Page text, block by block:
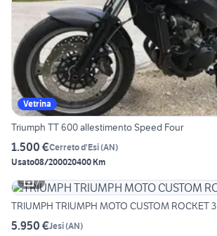
Vetrina
Triumph TT 600 allestimento Speed Four
1.500 €Cerreto d'Esi(AN)
Usato08/200020400 Km
7
TRIUMPH TRIUMPH MOTO CUSTOM ROCKET 3
5.950 €Jesi(AN)